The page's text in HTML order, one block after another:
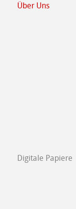
Über Uns
Digitale Papiere